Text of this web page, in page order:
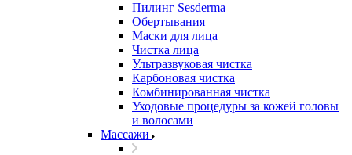
Пилинг Sesderma
Обертывания
Маски для лица
Чистка лица
Ультразвуковая чистка
Карбоновая чистка
Комбинированная чистка
Уходовые процедуры за кожей головы
и волосами
Массажи